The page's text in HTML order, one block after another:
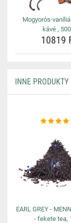
Mogyorós-
kávé ,
10819
INNE
EARL GREY -
- fekete tea,